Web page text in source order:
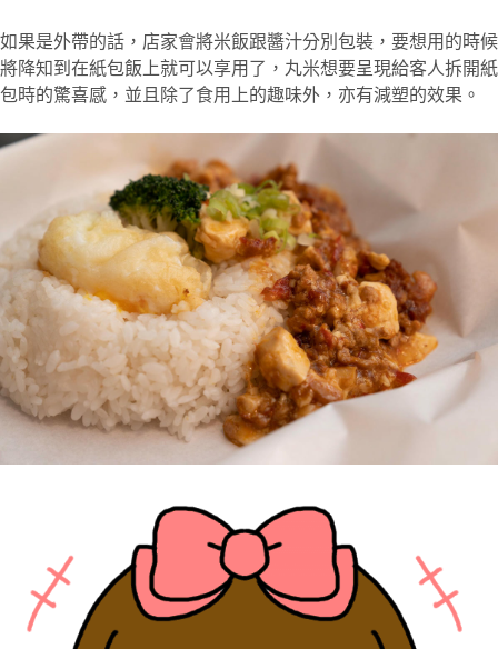
如果是外帶的話，店家會將米飯跟醬汁分別包裝，要想用的時候
將降知到在紙包飯上就可以享用了，丸米想要呈現給客人拆開紙
包時的驚喜感，並且除了食用上的趣味外，亦有減塑的效果。